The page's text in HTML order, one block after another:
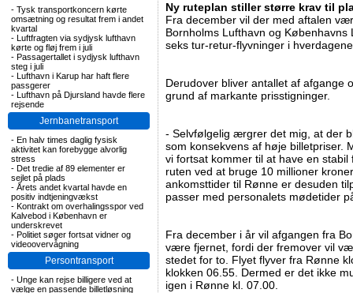
- Tysk transportkoncern kørte
omsætning og resultat frem i andet
kvartal
- Luftfragten via sydjysk lufthavn
kørte og fløj frem i juli
- Passagertallet i sydjysk lufthavn
steg i juli
- Lufthavn i Karup har haft flere
passgerer
- Lufthavn på Djursland havde flere
rejsende
Jernbanetransport
- En halv times daglig fysisk
aktivitet kan forebygge alvorlig
stress
- Det tredie af 89 elementer er
sejlet på plads
- Årets andet kvartal havde en
positiv indtjeningvækst
- Kontrakt om overhalingsspor ved
Kalvebod i København er
underskrevet
- Politiet søger fortsat vidner og
videoovervågning
Persontransport
- Unge kan rejse billigere ved at
vælge en passende billetløsning
Ny ruteplan stiller større krav til
​Fra december vil der med aftalen
Bornholms Lufthavn og
seks tur-retur-flyvninger i
Derudover bliver antallet af afgange
grund af markante prisstigninger.
- Selvfølgelig ærgrer det mig, at der
som konsekvens af høje billetpriser.
vi fortsat kommer til at have en
ruten ved at bruge 10 millioner
ankomsttider til Rønne er desuden
passer med personalets mødetider
Fra december i år vil afgangen fra
være fjernet, fordi der fremover vil
stedet for to. Flyet flyver fra Rønne
klokken 06.55. Dermed er det ikke
igen i Rønne kl. 07.00.